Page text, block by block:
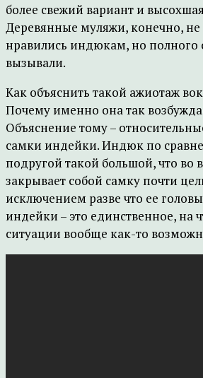
более свежий вариант и
Деревянные муляжи, конечно, не
нравились индюкам, но полного
вызывали.
Как объяснить такой ажиотаж
Почему именно она так
Объяснение тому –
самки индейки. Индюк по
подругой такой большой, что во
закрывает собой самку почти
исключением разве что ее
индейки – это единственное, на
ситуации вообще как-то